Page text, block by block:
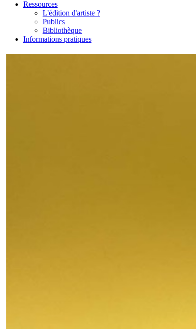
Ressources
L'édition d'artiste ?
Publics
Bibliothèque
Informations pratiques